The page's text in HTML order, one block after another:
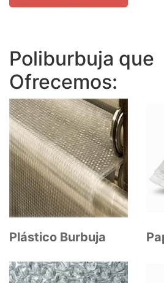
Poliburbuja que
Ofrecemos:
Plástico Burbuja